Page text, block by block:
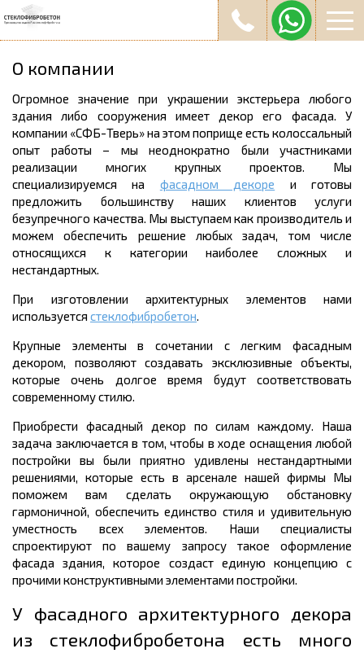
О компании
Огромное значение при украшении экстерьера любого
здания либо сооружения имеет декор его фасада. У
компании «СФБ-Тверь» на этом поприще есть колоссальный
опыт работы – мы неоднократно были участниками
реализации многих крупных проектов. Мы
специализируемся на фасадном декоре и готовы
предложить большинству наших клиентов услуги
безупречного качества. Мы выступаем как производитель и
можем обеспечить решение любых задач, том числе
относящихся к категории наиболее сложных и
нестандартных.
При изготовлении архитектурных элементов нами
используется стеклофибробетон.
Крупные элементы в сочетании с легким фасадным
декором, позволяют создавать эксклюзивные объекты,
которые очень долгое время будут соответствовать
современному стилю.
Приобрести фасадный декор по силам каждому. Наша
задача заключается в том, чтобы в ходе оснащения любой
постройки вы были приятно удивлены нестандартными
решениями, которые есть в арсенале нашей фирмы Мы
поможем вам сделать окружающую обстановку
гармоничной, обеспечить единство стиля и удивительную
уместность всех элементов. Наши специалисты
спроектируют по вашему запросу такое оформление
фасада здания, которое создаст единую концепцию с
прочими конструктивными элементами постройки.
У фасадного архитектурного декора
из стеклофибробетона есть много